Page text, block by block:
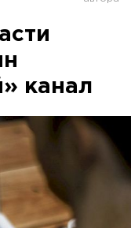
канал